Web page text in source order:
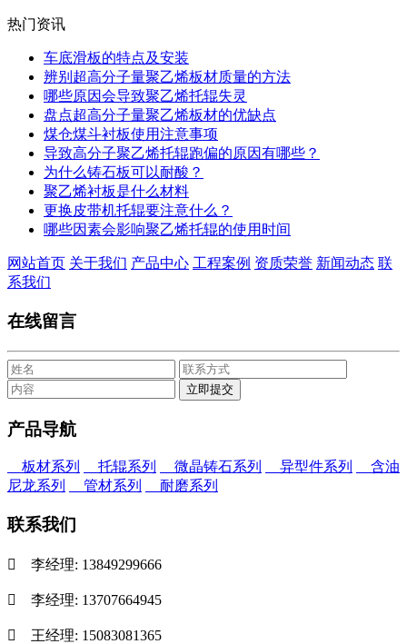
热门资讯
车底滑板的特点及安装
辨别超高分子量聚乙烯板材质量的方法
哪些原因会导致聚乙烯托辊失灵
盘点超高分子量聚乙烯板材的优缺点
煤仓煤斗衬板使用注意事项
导致高分子聚乙烯托辊跑偏的原因有哪些？
为什么铸石板可以耐酸？
聚乙烯衬板是什么材料
更换皮带机托辊要注意什么？
哪些因素会影响聚乙烯托辊的使用时间
网站首页 关于我们 产品中心 工程案例 资质荣誉 新闻动态 联
系我们
在线留言
产品导航
板材系列 托辊系列 微晶铸石系列 异型件系列
含油
尼龙系列
管材系列 耐磨系列
联系我们
 李经理: 13849299666
 李经理: 13707664945
 王经理: 15083081365